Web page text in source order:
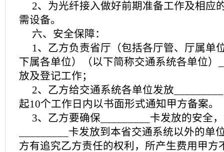
2、为光纤接入做好前期准备工作及相应
需设备。
六、安全保障：
1、乙方负责省厅（包括各厅管、厅属单
下属各单位）（以下简称交通系统各单位）
放及登记工作；
2、乙方给交通系统各单位发放
起10个工作日内以书面形式通知甲方备案。
3、乙方要确保_________卡发放的安全
_________卡发放到本省交通系统以外的单
方有追究乙方责任的权利，所产生费用甲方